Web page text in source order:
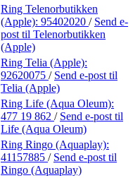
Ring Telenorbutikken
(Apple): 95402020 / Send e-
post til Telenorbutikken
(Apple)
Ring Telia (Apple):
92620075 / Send e-post til
Telia (Apple)
Ring Life (Aqua Oleum):
477 19 862 / Send e-post til
Life (Aqua Oleum)
Ring Ringo (Aquaplay):
41157885 / Send e-post til
Ringo (Aquaplay)